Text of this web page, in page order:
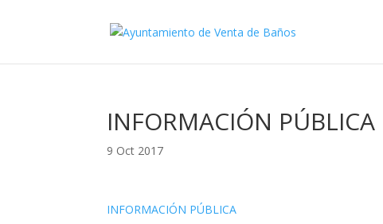
INFORMACIÓN PÚBLICA
9 Oct 2017
INFORMACIÓN PÚBLICA